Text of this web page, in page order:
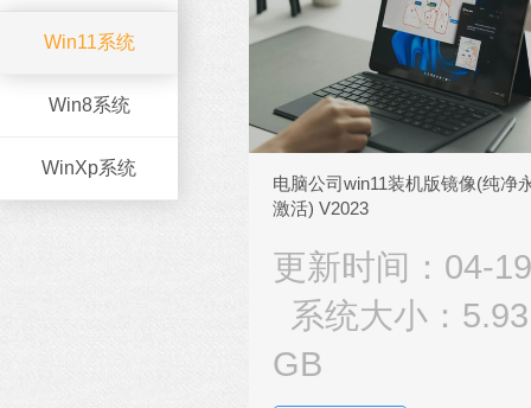
Win11系统
Win8系统
WinXp系统
电脑公司win11装机版镜像(纯净
激活) V2023
更新时间：04-19
系统大小：5.93
GB